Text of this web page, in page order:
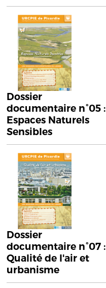
Dossier
documentaire n°05 :
Espaces Naturels
Sensibles
Dossier
documentaire n°07 :
Qualité de l'air et
urbanisme